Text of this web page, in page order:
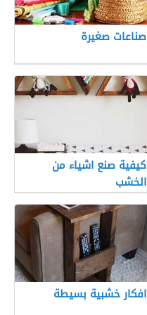
صناعات صغيرة
كيفية صنع اشياء من
الخشب
افكار خشبية بسيطة